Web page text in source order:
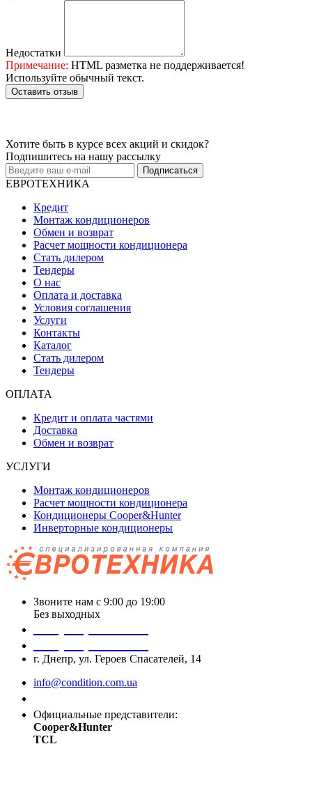
Недостатки
Примечание: HTML разметка не поддерживается!
Используйте обычный текст.
Оставить отзыв
Хотите быть в курсе всех акций и скидок?
Подпишитесь на нашу рассылку
Подписаться
ЕВРОТЕХНИКА
Кредит
Монтаж кондиционеров
Обмен и возврат
Расчет мощности кондиционера
Стать дилером
Тендеры
О нас
Оплата и доставка
Условия соглашения
Услуги
Контакты
Каталог
Стать дилером
Тендеры
ОПЛАТА
Кредит и оплата частями
Доставка
Обмен и возврат
УСЛУГИ
Монтаж кондиционеров
Расчет мощности кондиционера
Кондиционеры Cooper&Hunter
Инверторные кондиционеры
Звоните нам с 9:00 до 19:00
Без выходных
г. Днепр, ул. Героев Спасателей, 14
info@condition.com.ua
Официальные представители:
Cooper&Hunter
TCL